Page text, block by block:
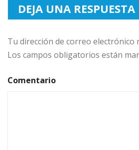
DEJA UNA RESPUESTA
Tu dirección de correo electrónico
Los campos obligatorios están
Comentario